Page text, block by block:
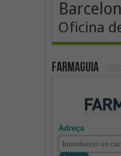
Oficina
Farmaguia
Adreça